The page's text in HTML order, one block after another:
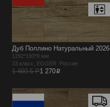
Дуб Поллино Натуральный 2026
1292*193*8 мм
33 класс, EGGER Россия
1 460.5 Р1 270p